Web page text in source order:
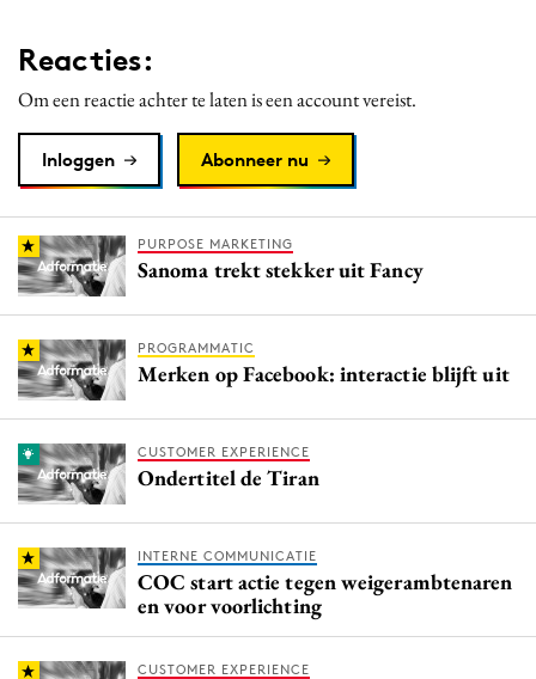
Reacties:
Om een reactie achter te laten is een account vereist.
Inloggen Abonneer nu
PURPOSE MARKETING
Sanoma trekt stekker uit Fancy
PROGRAMMATIC
Merken op Facebook: interactie blijft uit
CUSTOMER EXPERIENCE
Ondertitel de Tiran
INTERNE COMMUNICATIE
COC start actie tegen weigerambtenaren
en voor voorlichting
CUSTOMER EXPERIENCE